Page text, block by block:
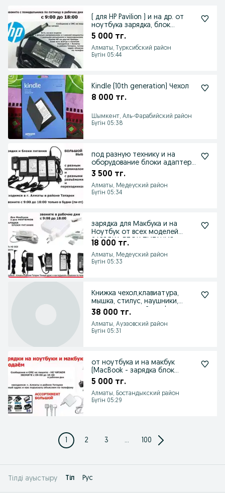
( для HP Pavilion ) и на др. от
ноутбука зарядка, блок
питания и шнур.
5 000 тг.
Алматы, Турксибский район
Бүгін 05:44
Kindle (10th generation) Чехол
8 000 тг.
Шымкент, Аль-Фарабийский район
Бүгін 05:38
под разную технику и на
оборудование блоки адаптеры
питания зарядки
3 500 тг.
Алматы, Медеуский район
Бүгін 05:34
зарядка для Макбука и на
Ноутбук от всех моделей
ЗАРЯДКА БЛОК ПИТАНИЯ
18 000 тг.
Алматы, Медеуский район
Бүгін 05:33
Книжка чехол,клавиатура,
мышка, стилус, наушники,
зарядные устройство!
38 000 тг.
Алматы, Ауэзовский район
Бүгін 05:31
от ноутбука и на макбук
(MacBook - зарядка блок
питания разные
5 000 тг.
Алматы, Бостандыкский район
Бүгін 05:29
1 2 3 ... 100
Тілді ауыстыру Tіл Рус